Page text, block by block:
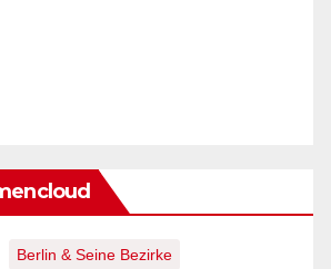
Berlin & Seine Bezirke